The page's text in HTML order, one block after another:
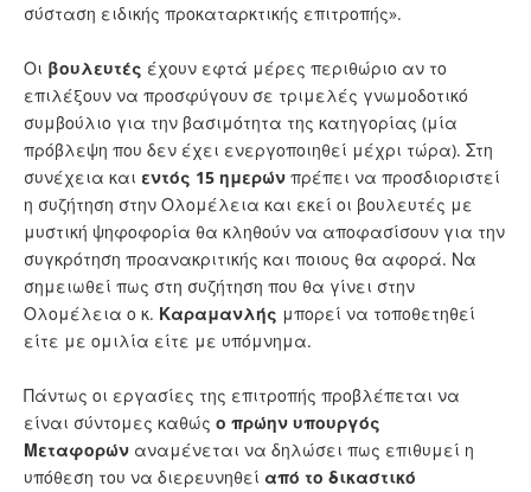
σύσταση ειδικής προκαταρκτικής επιτροπής».
Οι βουλευτές έχουν εφτά μέρες περιθώριο αν το
επιλέξουν να προσφύγουν σε τριμελές γνωμοδοτικό
συμβούλιο για την βασιμότητα της κατηγορίας (μία
πρόβλεψη που δεν έχει ενεργοποιηθεί μέχρι τώρα). Στη
συνέχεια και εντός 15 ημερών πρέπει να προσδιοριστεί
η συζήτηση στην Ολομέλεια και εκεί οι βουλευτές με
μυστική ψηφοφορία θα κληθούν να αποφασίσουν για την
συγκρότηση προανακριτικής και ποιους θα αφορά. Να
σημειωθεί πως στη συζήτηση που θα γίνει στην
Ολομέλεια ο κ. Καραμανλής μπορεί να τοποθετηθεί
είτε με ομιλία είτε με υπόμνημα.
Πάντως οι εργασίες της επιτροπής προβλέπεται να
είναι σύντομες καθώς ο πρώην υπουργός
Μεταφορών αναμένεται να δηλώσει πως επιθυμεί η
υπόθεση του να διερευνηθεί από το δικαστικό